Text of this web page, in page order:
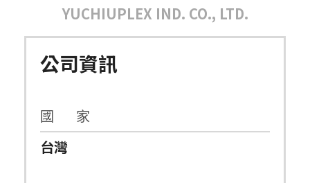
YUCHIUPLEX IND. CO., LTD.
公司資訊
國 家
台灣